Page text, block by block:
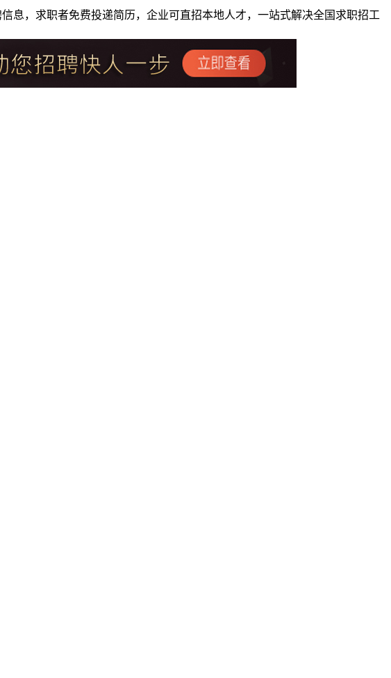
息，求职者免费投递简历，企业可直招本地人才，一站式解决全国求职招工